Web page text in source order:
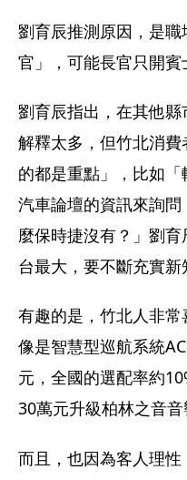
劉育辰推測原因，是
官」，可能長官只開賓
劉育辰指出，在其他
解釋太多，但竹北消
的都是重點」，比如
汽車論壇的資訊來詢
麼保時捷沒有？」劉
台最大，要不斷充實新
有趣的是，竹北人非常
像是智慧型巡航系統
元，全國的選配率約
30萬元升級柏林之音音
而且，也因為客人理